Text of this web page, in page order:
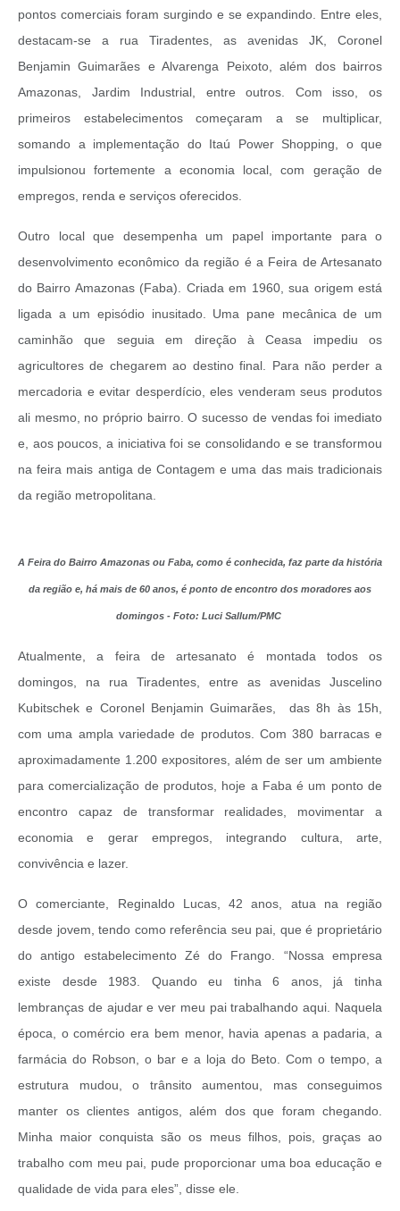
pontos comerciais foram surgindo e se expandindo. Entre eles,
destacam-se a rua Tiradentes, as avenidas JK, Coronel
Benjamin Guimarães e Alvarenga Peixoto, além dos bairros
Amazonas, Jardim Industrial, entre outros. Com isso, os
primeiros estabelecimentos começaram a se multiplicar,
somando a implementação do Itaú Power Shopping, o que
impulsionou fortemente a economia local, com geração de
empregos, renda e serviços oferecidos.
Outro local que desempenha um papel importante para o
desenvolvimento econômico da região é a Feira de Artesanato
do Bairro Amazonas (Faba). Criada em 1960, sua origem está
ligada a um episódio inusitado. Uma pane mecânica de um
caminhão que seguia em direção à Ceasa impediu os
agricultores de chegarem ao destino final. Para não perder a
mercadoria e evitar desperdício, eles venderam seus produtos
ali mesmo, no próprio bairro. O sucesso de vendas foi imediato
e, aos poucos, a iniciativa foi se consolidando e se transformou
na feira mais antiga de Contagem e uma das mais tradicionais
da região metropolitana.
A Feira do Bairro Amazonas ou Faba, como é conhecida, faz parte da história
da região e, há mais de 60 anos, é ponto de encontro dos moradores aos
domingos - Foto: Luci Sallum/PMC
Atualmente, a feira de artesanato é montada todos os
domingos, na rua Tiradentes, entre as avenidas Juscelino
Kubitschek e Coronel Benjamin Guimarães, das 8h às 15h,
com uma ampla variedade de produtos. Com 380 barracas e
aproximadamente 1.200 expositores, além de ser um ambiente
para comercialização de produtos, hoje a Faba é um ponto de
encontro capaz de transformar realidades, movimentar a
economia e gerar empregos, integrando cultura, arte,
convivência e lazer.
O comerciante, Reginaldo Lucas, 42 anos, atua na região
desde jovem, tendo como referência seu pai, que é proprietário
do antigo estabelecimento Zé do Frango. “Nossa empresa
existe desde 1983. Quando eu tinha 6 anos, já tinha
lembranças de ajudar e ver meu pai trabalhando aqui. Naquela
época, o comércio era bem menor, havia apenas a padaria, a
farmácia do Robson, o bar e a loja do Beto. Com o tempo, a
estrutura mudou, o trânsito aumentou, mas conseguimos
manter os clientes antigos, além dos que foram chegando.
Minha maior conquista são os meus filhos, pois, graças ao
trabalho com meu pai, pude proporcionar uma boa educação e
qualidade de vida para eles”, disse ele.